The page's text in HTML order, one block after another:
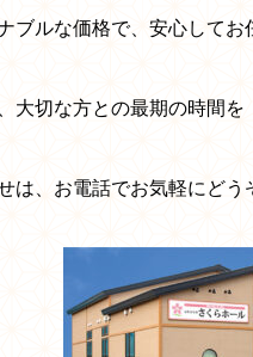
ブルな価格で、安心してお
大切な方との最期の時間
は、お電話でお気軽にどう